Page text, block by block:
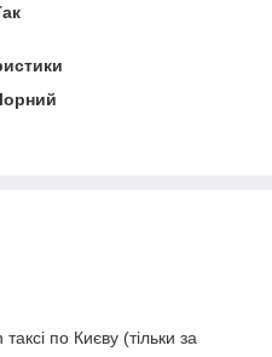
по Києву (тільки за